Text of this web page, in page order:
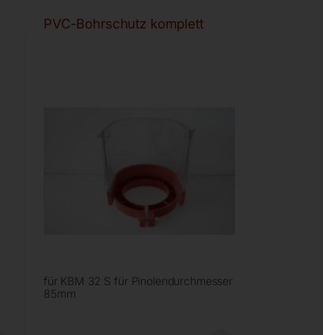
PVC-Bohrschutz komplett
für KBM 32 S für Pinolendurchmesser
85mm